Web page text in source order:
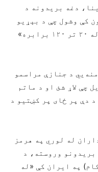
دغه بریدونه د
کې وشول چې د بېړیو
لور شوي وو، او د بریدونو شدت «له ۲۰ تر ۱۲۰ برابره»
د جنازې مراسمو
چې لاړ شئ او د ماتم
دې پر ځای پر کښتیو د
له لوري په هرمز
وروسته، د
په ایران کې «له